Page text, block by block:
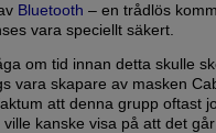
Bluetooth – en trådlös
vara speciellt säkert.
om tid innan detta skulle
vara skapare av masken
att denna grupp oftast
kanske visa på att det